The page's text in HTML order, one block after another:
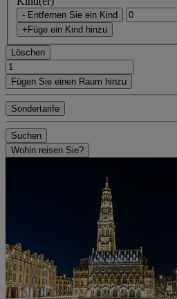
- Entfernen Sie ein Kind
+Füge ein Kind hinzu
Löschen
Fügen Sie einen Raum hinzu
Sondertarife
Suchen
Wohin reisen Sie?